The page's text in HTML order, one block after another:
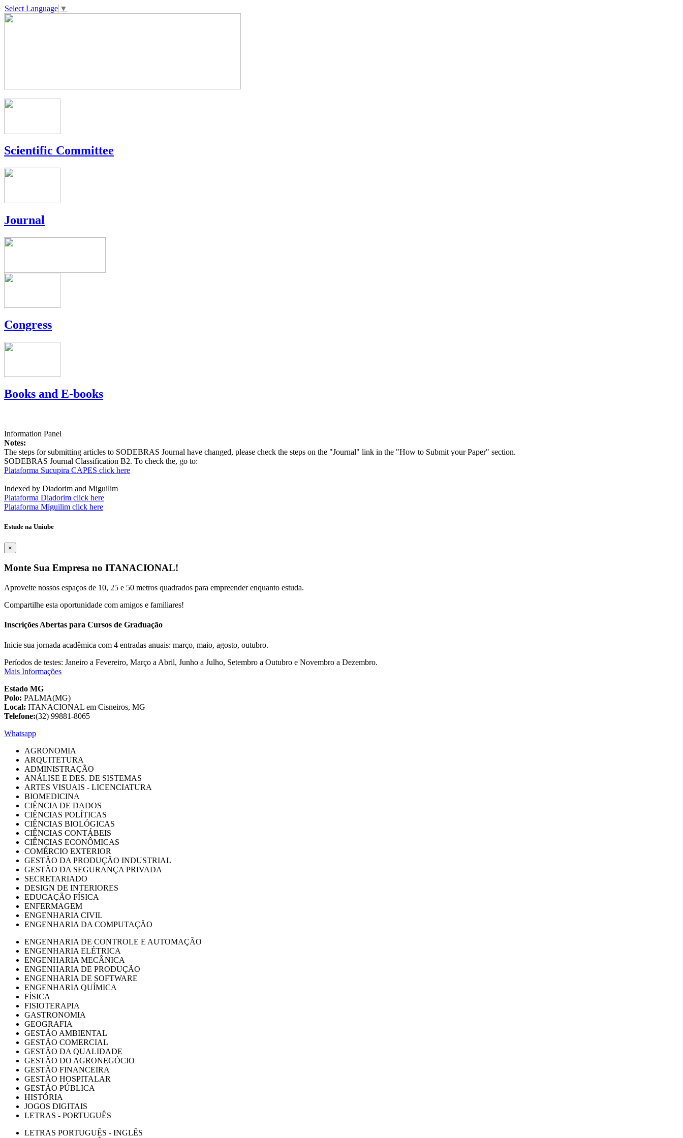
Select Language ▼
Scientific Committee
Journal
Congress
Books and E-books
Information Panel
Notes:
The steps for submitting articles to SODEBRAS Journal have changed, please check the steps on the "Journal" link in the "How to Submit your Paper" section.
SODEBRAS Journal Classification B2. To check the, go to:
Plataforma Sucupira CAPES click here
Indexed by Diadorim and Miguilim
Plataforma Diadorim click here
Plataforma Miguilim click here
Estude na Uniube
×
Monte Sua Empresa no ITANACIONAL!
Aproveite nossos espaços de 10, 25 e 50 metros quadrados para empreender enquanto estuda.
Compartilhe esta oportunidade com amigos e familiares!
Inscrições Abertas para Cursos de Graduação
Inicie sua jornada acadêmica com 4 entradas anuais: março, maio, agosto, outubro.
Períodos de testes: Janeiro a Fevereiro, Março a Abril, Junho a Julho, Setembro a Outubro e Novembro a Dezembro.
Mais Informações
Estado MG
Polo: PALMA(MG)
Local: ITANACIONAL em Cisneiros, MG
Telefone:(32) 99881-8065
Whatsapp
AGRONOMIA
ARQUITETURA
ADMINISTRAÇÃO
ANÁLISE E DES. DE SISTEMAS
ARTES VISUAIS - LICENCIATURA
BIOMEDICINA
CIÊNCIA DE DADOS
CIÊNCIAS POLÍTICAS
CIÊNCIAS BIOLÓGICAS
CIÊNCIAS CONTÁBEIS
CIÊNCIAS ECONÔMICAS
COMÉRCIO EXTERIOR
GESTÃO DA PRODUÇÃO INDUSTRIAL
GESTÃO DA SEGURANÇA PRIVADA
SECRETARIADO
DESIGN DE INTERIORES
EDUCAÇÃO FÍSICA
ENFERMAGEM
ENGENHARIA CIVIL
ENGENHARIA DA COMPUTAÇÃO
ENGENHARIA DE CONTROLE E AUTOMAÇÃO
ENGENHARIA ELÉTRICA
ENGENHARIA MECÂNICA
ENGENHARIA DE PRODUÇÃO
ENGENHARIA DE SOFTWARE
ENGENHARIA QUÍMICA
FÍSICA
FISIOTERAPIA
GASTRONOMIA
GEOGRAFIA
GESTÃO AMBIENTAL
GESTÃO COMERCIAL
GESTÃO DA QUALIDADE
GESTÃO DO AGRONEGÓCIO
GESTÃO FINANCEIRA
GESTÃO HOSPITALAR
GESTÃO PÚBLICA
HISTÓRIA
JOGOS DIGITAIS
LETRAS - PORTUGUÊS
LETRAS PORTUGUÊS - INGLÊS